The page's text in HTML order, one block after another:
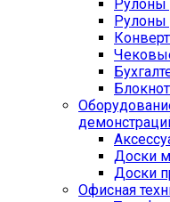
Рулоны
Рулоны
Доски
Доски
Офисная